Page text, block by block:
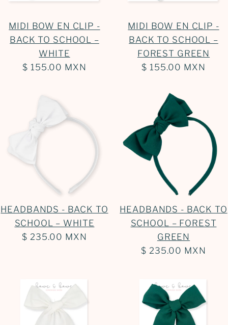
MIDI BOW EN CLIP -
BACK TO SCHOOL –
WHITE
$ 155.00 MXN
MIDI BOW EN CLIP -
BACK TO SCHOOL –
FOREST GREEN
$ 155.00 MXN
HEADBANDS - BACK TO
SCHOOL – WHITE
$ 235.00 MXN
HEADBANDS - BACK TO
SCHOOL – FOREST
GREEN
$ 235.00 MXN